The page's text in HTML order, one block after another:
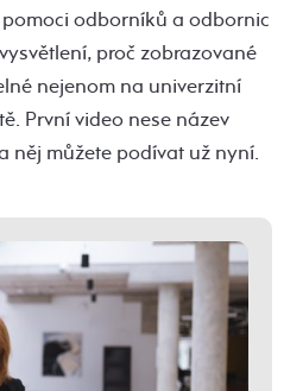
odborníků a odbornic
proč zobrazované
nejenom na univerzitní
První video nese název
něj můžete podívat už nyní.